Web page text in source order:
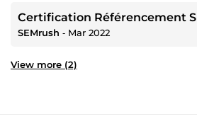
Certification Référencement
SEMrush ‐ Mar 2022
View more (2)